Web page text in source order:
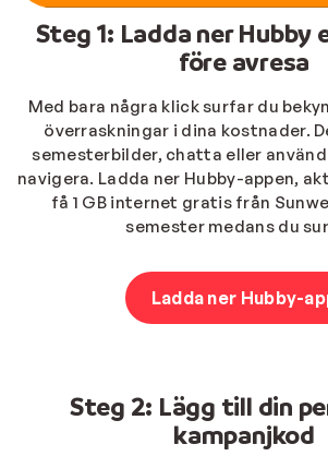
Steg 1: Ladda ner Hubby
före avresa
Med bara några klick surfar du
överraskningar i dina kostnader.
semesterbilder, chatta eller
navigera. Ladda ner Hubby-appen,
få 1 GB internet gratis från
semester medans du
Ladda ner Hubby-
Steg 2: Lägg till din
kampanjkod